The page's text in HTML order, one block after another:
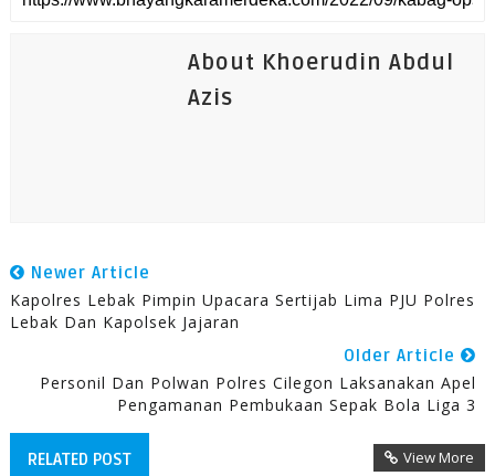
About Khoerudin Abdul
Azis
Newer Article
Kapolres Lebak Pimpin Upacara Sertijab Lima PJU Polres
Lebak Dan Kapolsek Jajaran
Older Article
Personil Dan Polwan Polres Cilegon Laksanakan Apel
Pengamanan Pembukaan Sepak Bola Liga 3
RELATED POST View More